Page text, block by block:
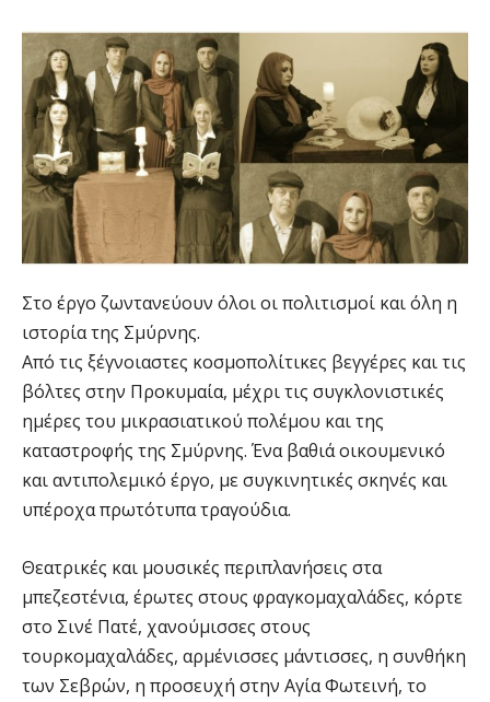
Στο έργο ζωντανεύουν όλοι οι πολιτισμοί και όλη η
ιστορία της Σμύρνης.
Από τις ξέγνοιαστες κοσμοπολίτικες βεγγέρες και τις
βόλτες στην Προκυμαία, μέχρι τις συγκλονιστικές
ημέρες του μικρασιατικού πολέμου και της
καταστροφής της Σμύρνης. Ένα βαθιά οικουμενικό
και αντιπολεμικό έργο, με συγκινητικές σκηνές και
υπέροχα πρωτότυπα τραγούδια.
Θεατρικές και μουσικές περιπλανήσεις στα
μπεζεστένια, έρωτες στους φραγκομαχαλάδες, κόρτε
στο Σινέ Πατέ, χανούμισσες στους
τουρκομαχαλάδες, αρμένισσες μάντισσες, η συνθήκη
των Σεβρών, η προσευχή στην Αγία Φωτεινή, το